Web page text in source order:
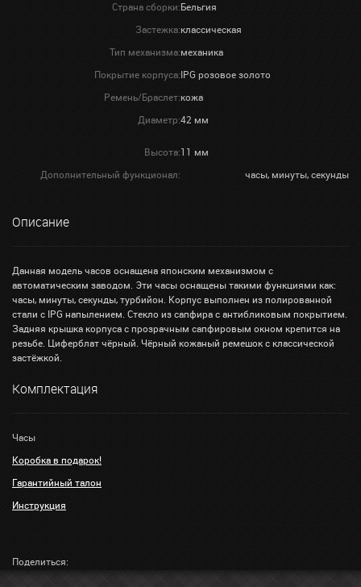
Страна сборки:Бельгия
Застежка:классическая
Тип механизма:механика
Покрытие корпуса:IPG розовое золото
Ремень/Браслет:кожа
Диаметр:42 мм
Высота:11 мм
Дополнительный функционал:
часы, минуты, секунды
Описание
Данная модель часов оснащена японским механизмом с
автоматическим заводом. Эти часы оснащены такими функциями как:
часы, минуты, секунды, турбийон. Корпус выполнен из полированной
стали с IPG напылением. Стекло из сапфира с антибликовым покрытием.
Задняя крышка корпуса с прозрачным сапфировым окном крепится на
резьбе. Циферблат чёрный. Чёрный кожаный ремешок с классической
застёжкой.
Комплектация
Часы
Коробка в подарок!
Гарантийный талон
Инструкция
Поделиться: